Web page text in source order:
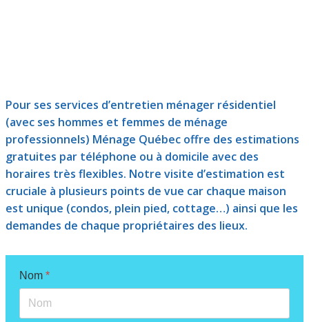
Pour ses services d’entretien ménager résidentiel
(avec ses hommes et femmes de ménage
professionnels) Ménage Québec offre des estimations
gratuites par téléphone ou à domicile avec des
horaires très flexibles. Notre visite d’estimation est
cruciale à plusieurs points de vue car chaque maison
est unique (condos, plein pied, cottage…) ainsi que les
demandes de chaque propriétaires des lieux.
Nom *